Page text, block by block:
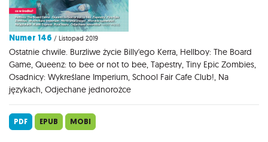
Numer 146 / Listopad 2019
Ostatnie chwile. Burzliwe życie Billy'ego Kerra, Hellboy: The Board
Game, Queenz: to bee or not to bee, Tapestry, Tiny Epic Zombies,
Osadnicy: Wykreślane Imperium, School Fair Cafe Club!, Na
językach, Odjechane jednorożce
PDF EPUB MOBI